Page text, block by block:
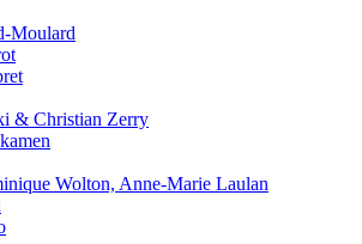
Moulard
& Christian Zerry
Wolton, Anne-Marie Laulan